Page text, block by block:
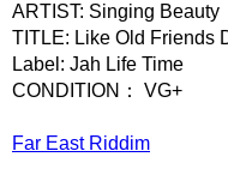
ARTIST: Singing Beauty
TITLE: Like Old Friends
Label: Jah Life Time
CONDITION： VG+
Far East Riddim